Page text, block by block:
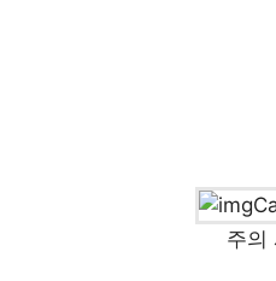
주의